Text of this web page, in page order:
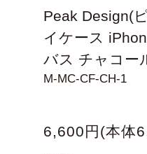
Peak Design(
イケース
バス チャコー
M-MC-CF-CH-1
6,600円(本体